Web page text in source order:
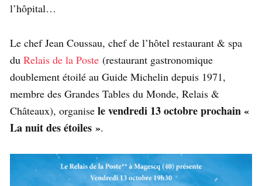
l’hôpital…
Le chef Jean Coussau, chef de l’hôtel restaurant & spa
du Relais de la Poste (restaurant gastronomique
doublement étoilé au Guide Michelin depuis 1971,
membre des Grandes Tables du Monde, Relais &
Châteaux), organise le vendredi 13 octobre prochain «
La nuit des étoiles ».